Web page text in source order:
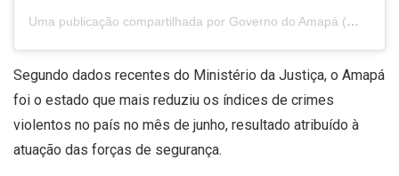
Uma publicação compartilhada por Governo do Amapá (@governoamapa)
Segundo dados recentes do Ministério da Justiça, o Amapá
foi o estado que mais reduziu os índices de crimes
violentos no país no mês de junho, resultado atribuído à
atuação das forças de segurança.